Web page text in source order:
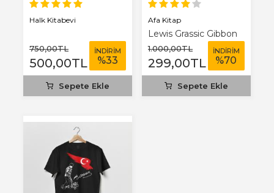
Halk Kitabevi
750,00TL
500,00TL
İNDİRİM
%33
Sepete Ekle
Afa Kitap
Lewis Grassic Gibbon
1.000,00TL
299,00TL
İNDİRİM
%70
Sepete Ekle